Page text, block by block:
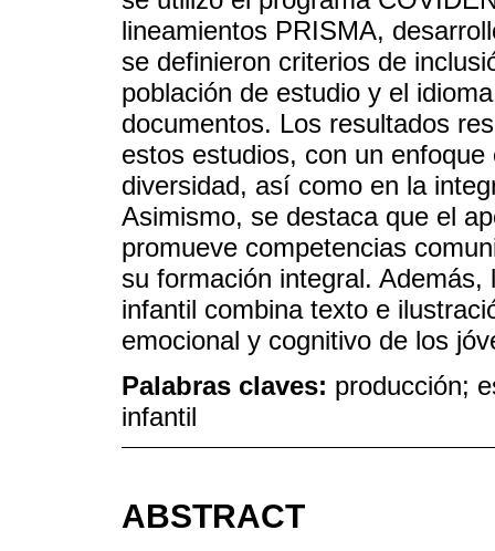
lineamientos PRISMA,
se definieron criterios de
población de estudio y el
documentos. Los resultados
estos estudios, con un
diversidad, así como en la
Asimismo, se destaca que el
promueve competencias
su formación integral.
infantil combina texto e
emocional y cognitivo de los
Palabras claves: producción;
infantil
ABSTRACT